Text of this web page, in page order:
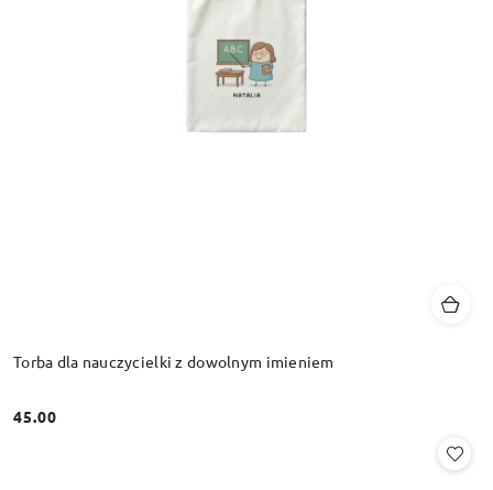
Torba dla nauczycielki z dowolnym imieniem
Cena:
45.00